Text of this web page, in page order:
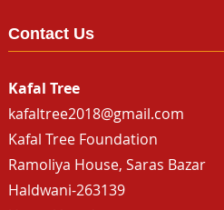
Contact Us
Kafal Tree
kafaltree2018@gmail.com
Kafal Tree Foundation
Ramoliya House, Saras Bazar
Haldwani-263139